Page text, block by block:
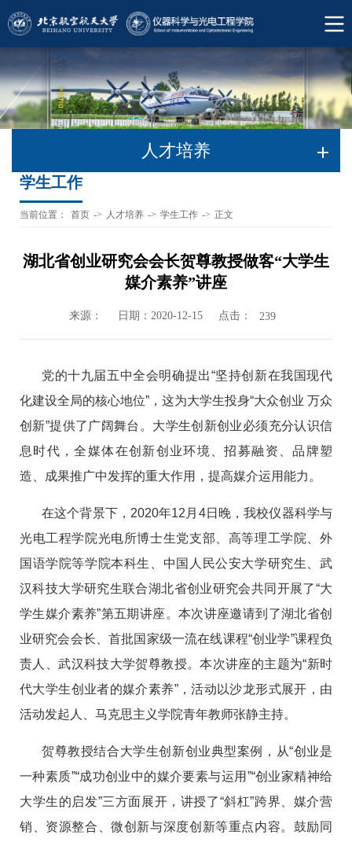
人才培养
学生工作
当前位置： 首页 -> 人才培养 -> 学生工作 -> 正文
湖北省创业研究会会长贺尊教授做客“大学生
媒介素养”讲座
来源： 日期：2020-12-15 点击： 239
党的十九届五中全会明确提出“坚持创新在我国现代
化建设全局的核心地位”，这为大学生投身“大众创业 万众
创新”提供了广阔舞台。大学生创新创业必须充分认识信
息时代，全媒体在创新创业环境、招募融资、品牌塑
造、成果推广中发挥的重大作用，提高媒介运用能力。
在这个背景下，2020年12月4日晚，我校仪器科学与
光电工程学院光电所博士生党支部、高等理工学院、外
国语学院等学院本科生、中国人民公安大学研究生、武
汉科技大学研究生联合湖北省创业研究会共同开展了“大
学生媒介素养”第五期讲座。本次讲座邀请到了湖北省创
业研究会会长、首批国家级一流在线课程“创业学”课程负
责人、武汉科技大学贺尊教授。本次讲座的主题为“新时
代大学生创业者的媒介素养”，活动以沙龙形式展开，由
活动发起人、马克思主义学院青年教师张静主持。
贺尊教授结合大学生创新创业典型案例，从“创业是
一种素质”“成功创业中的媒介要素与运用”“创业家精神给
大学生的启发”三方面展开，讲授了“斜杠”跨界、媒介营
销、资源整合、微创新与深度创新等重点内容。鼓励同